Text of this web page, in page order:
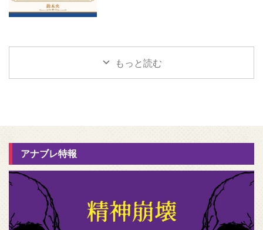
もっと読む
アナブレ特報